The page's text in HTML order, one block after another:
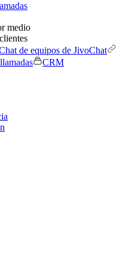
medio
de equipos de JivoChat
CRM